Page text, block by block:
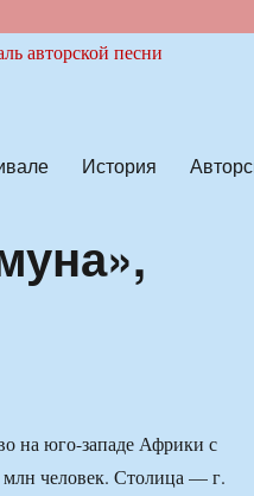
История
на юго-западе Африки с
млн человек. Столица — г.